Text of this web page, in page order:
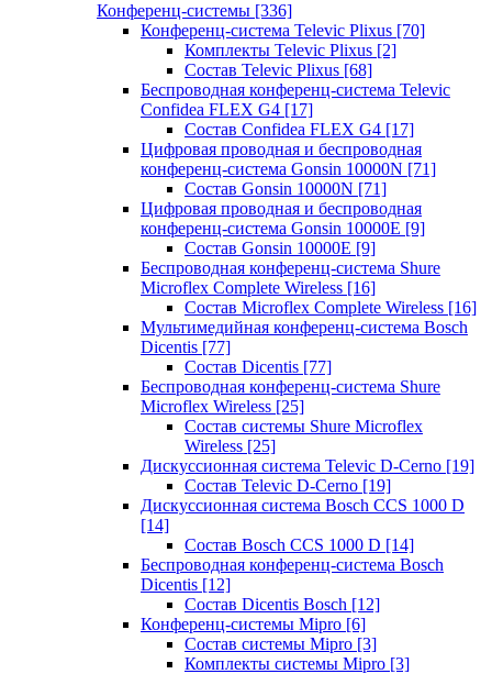
Конференц-системы [336]
Конференц-система Televic Plixus [70]
Комплекты Televic Plixus [2]
Состав Televic Plixus [68]
Беспроводная конференц-система Televic
Confidea FLEX G4 [17]
Состав Confidea FLEX G4 [17]
Цифровая проводная и беспроводная
конференц-система Gonsin 10000N [71]
Состав Gonsin 10000N [71]
Цифровая проводная и беспроводная
конференц-система Gonsin 10000E [9]
Состав Gonsin 10000E [9]
Беспроводная конференц-система Shure
Microflex Complete Wireless [16]
Состав Microflex Complete Wireless [16]
Мультимедийная конференц-система Bosch
Dicentis [77]
Состав Dicentis [77]
Беспроводная конференц-система Shure
Microflex Wireless [25]
Состав системы Shure Microflex
Wireless [25]
Дискуссионная система Televic D-Cerno [19]
Состав Televic D-Cerno [19]
Дискуссионная система Bosch CCS 1000 D
[14]
Состав Bosch CCS 1000 D [14]
Беспроводная конференц-система Bosch
Dicentis [12]
Состав Dicentis Bosch [12]
Конференц-системы Mipro [6]
Состав системы Mipro [3]
Комплекты системы Mipro [3]